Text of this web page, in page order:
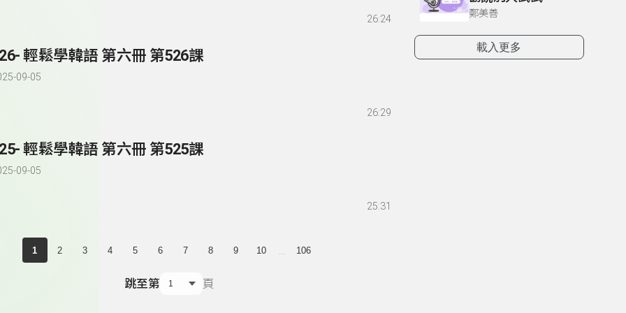
26:24
輕鬆學韓語 第六冊 第526課
09-05
26:29
輕鬆學韓語 第六冊 第525課
09-05
25:31
1 2 3 4 5 6 7 8 9 10 106
跳至第 頁
鄭美善
載入更多